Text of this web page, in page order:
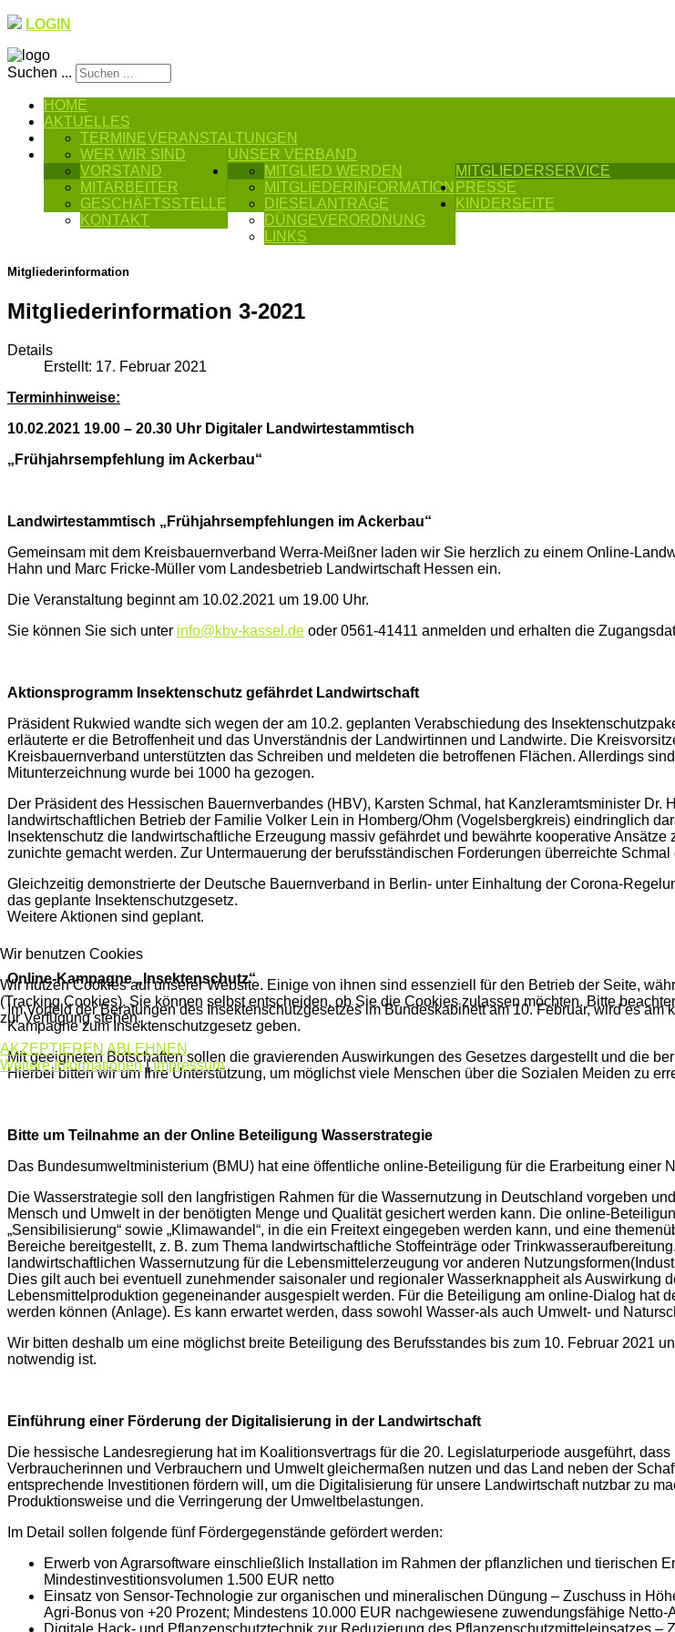
LOGIN
Suchen ...
HOME
AKTUELLES
VERANSTALTUNGEN
TERMINE
UNSER VERBAND
WER WIR SIND
VORSTAND
MITARBEITER
GESCHÄFTSSTELLE
KONTAKT
MITGLIEDERSERVICE
MITGLIED WERDEN
MITGLIEDERINFORMATION
DIESELANTRÄGE
DÜNGEVERORDNUNG
LINKS
PRESSE
KINDERSEITE
Mitgliederinformation
Mitgliederinformation 3-2021
Details
Erstellt: 17. Februar 2021
Terminhinweise:
10.02.2021 19.00 – 20.30 Uhr Digitaler Landwirtestammtisch
„Frühjahrsempfehlung im Ackerbau“
Landwirtestammtisch „Frühjahrsempfehlungen im Ackerbau“
Gemeinsam mit dem Kreisbauernverband Werra-Meißner laden wir Sie herzlich zu einem Online-
Hahn und Marc Fricke-Müller vom Landesbetrieb Landwirtschaft Hessen ein.
Die Veranstaltung beginnt am 10.02.2021 um 19.00 Uhr.
Sie können Sie sich unter info@kbv-kassel.de oder 0561-41411 anmelden und erhalten die
Aktionsprogramm Insektenschutz gefährdet Landwirtschaft
Präsident Rukwied wandte sich wegen der am 10.2. geplanten Verabschiedung des
erläuterte er die Betroffenheit und das Unverständnis der Landwirtinnen und Landwirte. Die
Kreisbauernverband unterstützten das Schreiben und meldeten die betroffenen Flächen. Allerdings
Mitunterzeichnung wurde bei 1000 ha gezogen.
Der Präsident des Hessischen Bauernverbandes (HBV), Karsten Schmal, hat Kanzleramtsminister
landwirtschaftlichen Betrieb der Familie Volker Lein in Homberg/Ohm (Vogelsbergkreis) eindringlich
Insektenschutz die landwirtschaftliche Erzeugung massiv gefährdet und bewährte kooperative
zunichte gemacht werden. Zur Untermauerung der berufsständischen Forderungen überreichte
Gleichzeitig demonstrierte der Deutsche Bauernverband in Berlin- unter Einhaltung der Corona-
das geplante Insektenschutzgesetz.
Weitere Aktionen sind geplant.
Online-Kampagne „Insektenschutz“
Im Vorfeld der Beratungen des Insektenschutzgesetzes im Bundeskabinett am 10. Februar, wird es
Kampagne zum Insektenschutzgesetz geben.
Mit geeigneten Botschaften sollen die gravierenden Auswirkungen des Gesetzes dargestellt und die
Hierbei bitten wir um Ihre Unterstützung, um möglichst viele Menschen über die Sozialen Meiden zu
Bitte um Teilnahme an der Online Beteiligung Wasserstrategie
Das Bundesumweltministerium (BMU) hat eine öffentliche online-Beteiligung für die Erarbeitung einer
Die Wasserstrategie soll den langfristigen Rahmen für die Wassernutzung in Deutschland vorgeben
Mensch und Umwelt in der benötigten Menge und Qualität gesichert werden kann. Die online-
„Sensibilisierung“ sowie „Klimawandel“, in die ein Freitext eingegeben werden kann, und eine
Bereiche bereitgestellt, z. B. zum Thema landwirtschaftliche Stoffeinträge oder
landwirtschaftlichen Wassernutzung für die Lebensmittelerzeugung vor anderen
Dies gilt auch bei eventuell zunehmender saisonaler und regionaler Wasserknappheit als Auswirkung
Lebensmittelproduktion gegeneinander ausgespielt werden. Für die Beteiligung am online-Dialog hat
werden können (Anlage). Es kann erwartet werden, dass sowohl Wasser-als auch Umwelt- und
Wir bitten deshalb um eine möglichst breite Beteiligung des Berufsstandes bis zum 10. Februar 2021
notwendig ist.
Einführung einer Förderung der Digitalisierung in der Landwirtschaft
Die hessische Landesregierung hat im Koalitionsvertrags für die 20. Legislaturperiode ausgeführt,
Verbraucherinnen und Verbrauchern und Umwelt gleichermaßen nutzen und das Land neben der
entsprechende Investitionen fördern will, um die Digitalisierung für unsere Landwirtschaft nutzbar zu
Produktionsweise und die Verringerung der Umweltbelastungen.
Im Detail sollen folgende fünf Fördergegenstände gefördert werden:
Erwerb von Agrarsoftware einschließlich Installation im Rahmen der pflanzlichen und tierischen
Mindestinvestitionsvolumen 1.500 EUR netto
Einsatz von Sensor-Technologie zur organischen und mineralischen Düngung – Zuschuss in
Agri-Bonus von +20 Prozent; Mindestens 10.000 EUR nachgewiesene zuwendungsfähige
Wir benutzen Cookies
Wir nutzen Cookies auf unserer Website. Einige von ihnen sind essenziell für den Betrieb der Seite,
(Tracking Cookies). Sie können selbst entscheiden, ob Sie die Cookies zulassen möchten. Bitte
zur Verfügung stehen.
AKZEPTIEREN ABLEHNEN
Weitere Informationen|Impressum